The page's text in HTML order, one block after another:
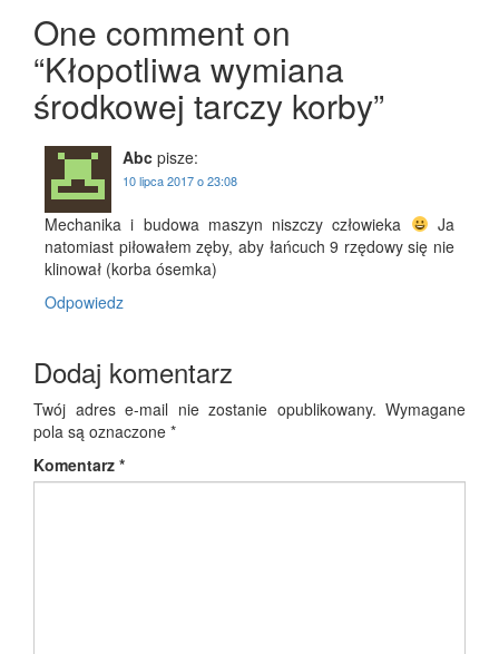
One comment on
“Kłopotliwa wymiana
środkowej tarczy korby”
Abc pisze:
10 lipca 2017 o 23:08
Mecha­ni­ka i budo­wa maszyn nisz­czy czło­wie­ka
Ja
nato­miast piło­wa­łem zęby, aby łań­cuch 9 rzę­do­wy się nie
kli­no­wał (kor­ba ósemka)
Odpowiedz
Dodaj komentarz
Twój adres e-mail nie zostanie opublikowany. Wymagane
pola są oznaczone *
Komentarz *